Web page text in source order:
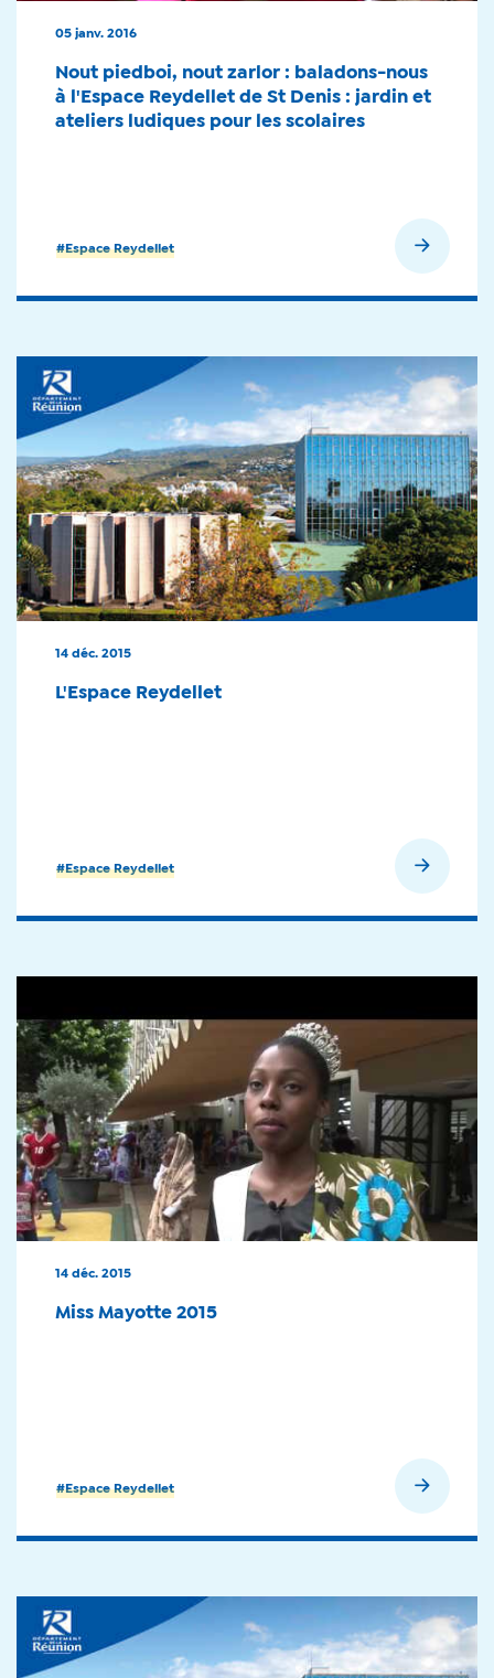
#Espace Reydellet
05 janv. 2016
Nout piedboi, nout zarlor : baladons-nous
à l'Espace Reydellet de St Denis : jardin et
ateliers ludiques pour les scolaires
#Espace Reydellet
14 déc. 2015
L'Espace Reydellet
#Espace Reydellet
14 déc. 2015
Miss Mayotte 2015